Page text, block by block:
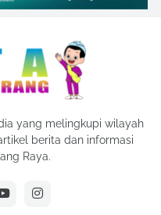
yang melingkupi wilayah
berita dan informasi
Raya.